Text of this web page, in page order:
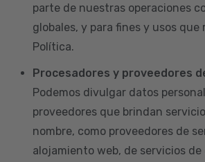
parte de nuestras operaciones
globales, y para fines y usos que
Política.
Procesadores y proveedores
Podemos divulgar datos
proveedores que brindan
nombre, como proveedores de
alojamiento web, de servicios de